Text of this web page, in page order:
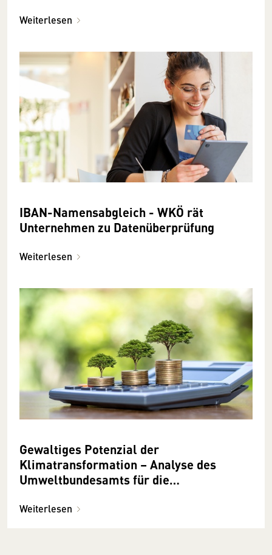
Weiterlesen
IBAN-Namensabgleich - WKÖ rät
Unternehmen zu Datenüberprüfung
Weiterlesen
Gewaltiges Potenzial der
Klimatransformation – Analyse des
Umweltbundesamts für die
Weiterlesen